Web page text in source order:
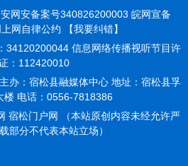
网安备案号340826200003 皖网宣备
网自律公约
【我要纠错】
34120200044 信息网络传播视听节目许
：112420010
办：宿松县融媒体中心 地址：宿松县孚
楼 电话：0556-7818386
宿松门户网 （本站原创内容未经允许严
部分不代表本站立场）